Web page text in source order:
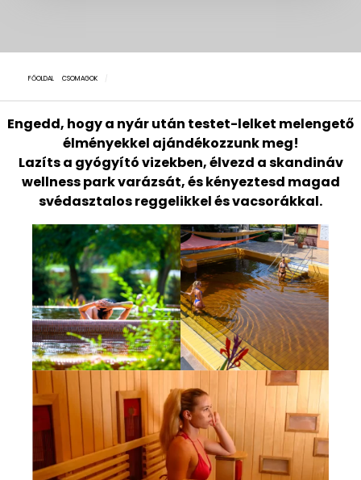
FŐOLDAL CSOMAGOK
Engedd, hogy a nyár után testet-lelket melengető
élményekkel ajándékozzunk meg!
Lazíts a gyógyító vizekben, élvezd a skandináv
wellness park varázsát, és kényeztesd magad
svédasztalos reggelikkel és vacsorákkal.